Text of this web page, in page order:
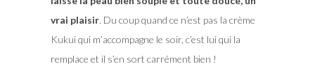
vrai plaisir. Du coup quand ce n’est pas la crème
Kukui qui m’accompagne le soir, c’est lui qui la
remplace et il s’en sort carrément bien !